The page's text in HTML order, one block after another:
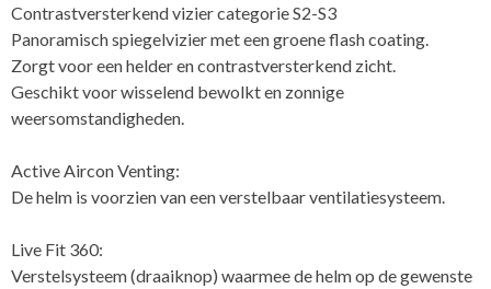
Contrastversterkend vizier categorie S2-S3
Panoramisch spiegelvizier met een groene flash coating.
Zorgt voor een helder en contrastversterkend zicht.
Geschikt voor wisselend bewolkt en zonnige
weersomstandigheden.
Active Aircon Venting:
De helm is voorzien van een verstelbaar ventilatiesysteem.
Live Fit 360:
Verstelsysteem (draaiknop) waarmee de helm op de gewenste